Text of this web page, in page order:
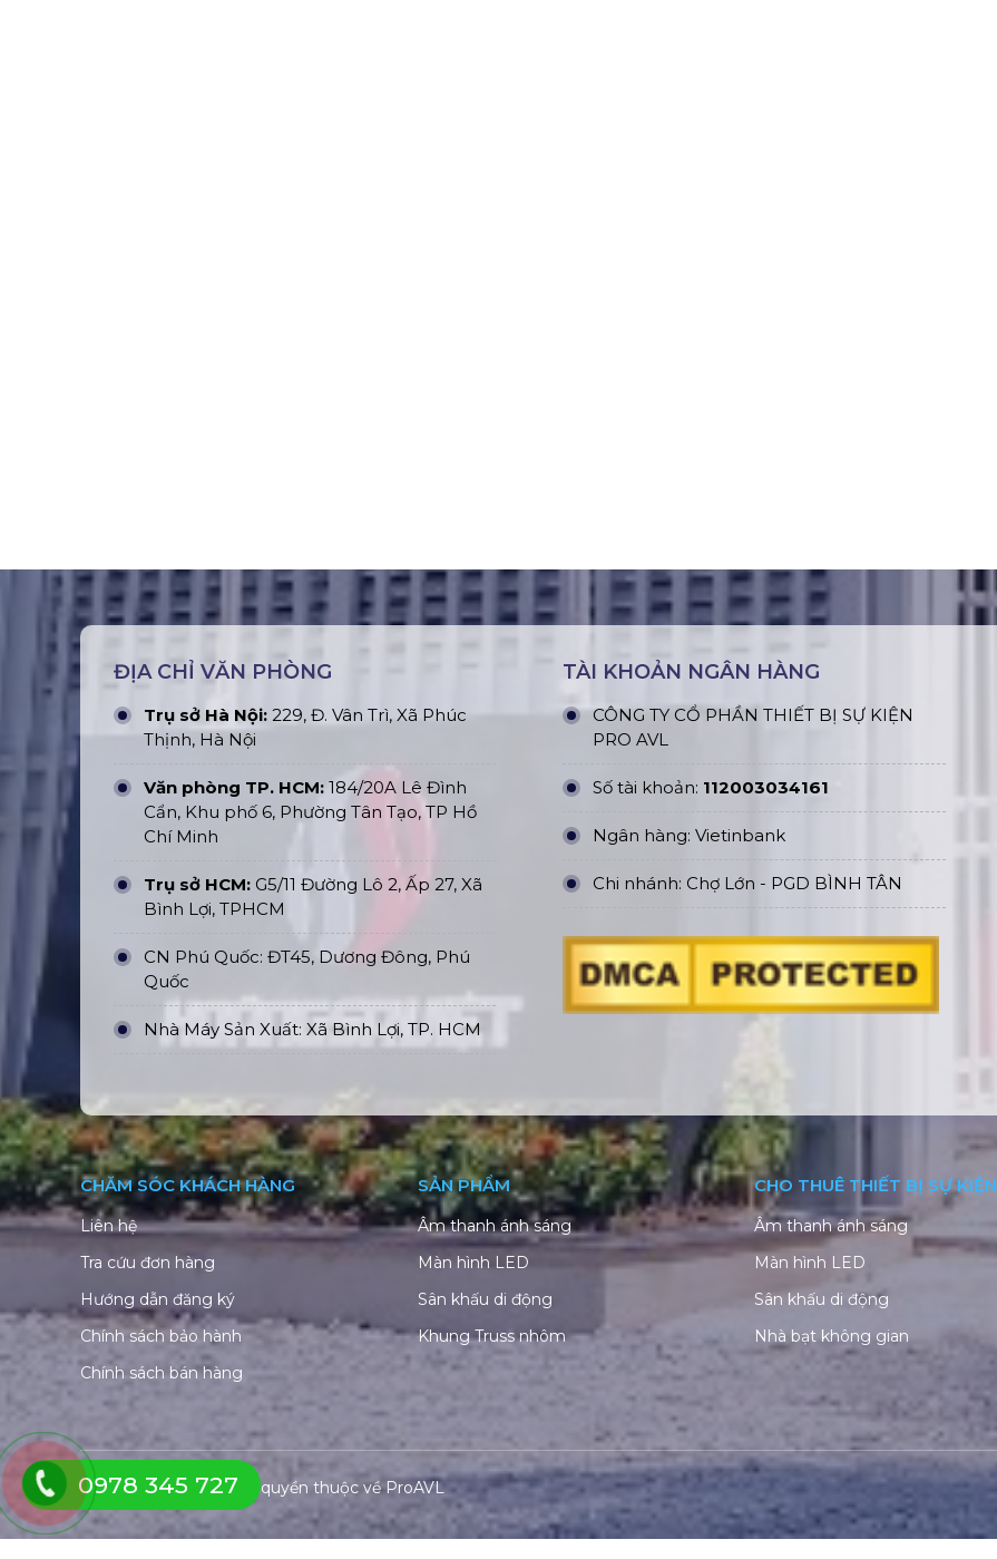
ĐỊA CHỈ VĂN PHÒNG
Trụ sở Hà Nội: 229, Đ. Vân Trì, Xã Phúc
Thịnh, Hà Nội
Văn phòng TP. HCM: 184/20A Lê Đình
Cẩn, Khu phố 6, Phường Tân Tạo, TP Hồ
Chí Minh
Trụ sở HCM: G5/11 Đường Lô 2, Ấp 27, Xã
Bình Lợi, TPHCM
CN Phú Quốc: ĐT45, Dương Đông, Phú
Quốc
Nhà Máy Sản Xuất: Xã Bình Lợi, TP. HCM
TÀI KHOẢN NGÂN HÀNG
CÔNG TY CỔ PHẦN THIẾT BỊ SỰ KIỆN
PRO AVL
Số tài khoản: 112003034161
Ngân hàng: Vietinbank
Chi nhánh: Chợ Lớn - PGD BÌNH TÂN
CHĂM SÓC KHÁCH HÀNG
Liên hệ
Tra cứu đơn hàng
Hướng dẫn đăng ký
Chính sách bảo hành
Chính sách bán hàng
SẢN PHẨM
Âm thanh ánh sáng
Màn hình LED
Sân khấu di động
Khung Truss nhôm
CHO THUÊ THIẾT BỊ SỰ KIỆN
Âm thanh ánh sáng
Màn hình LED
Sân khấu di động
Nhà bạt không gian
© Copyright 2026. Bản quyền thuộc vềProAVL
0978 345 727